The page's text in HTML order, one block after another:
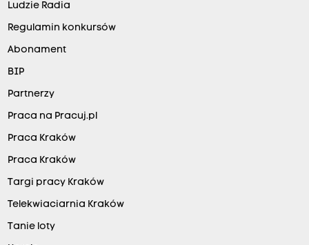
Ludzie Radia
Regulamin konkursów
Abonament
BIP
Partnerzy
Praca na Pracuj.pl
Praca Kraków
Praca Kraków
Targi pracy Kraków
Telekwiaciarnia Kraków
Tanie loty